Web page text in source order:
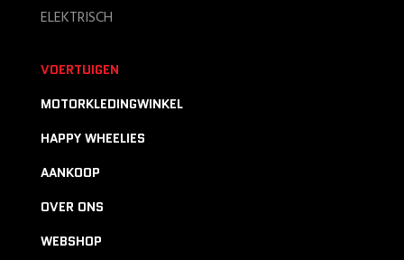
ELEKTRISCH
VOERTUIGEN
MOTORKLEDINGWINKEL
HAPPY WHEELIES
AANKOOP
OVER ONS
WEBSHOP